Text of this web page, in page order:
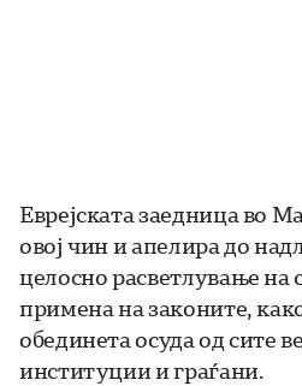
Еврејската заедница во
овој чин и апелира до
целосно расветлување на
примена на законите,
обединета осуда од сите
институции и граѓани.